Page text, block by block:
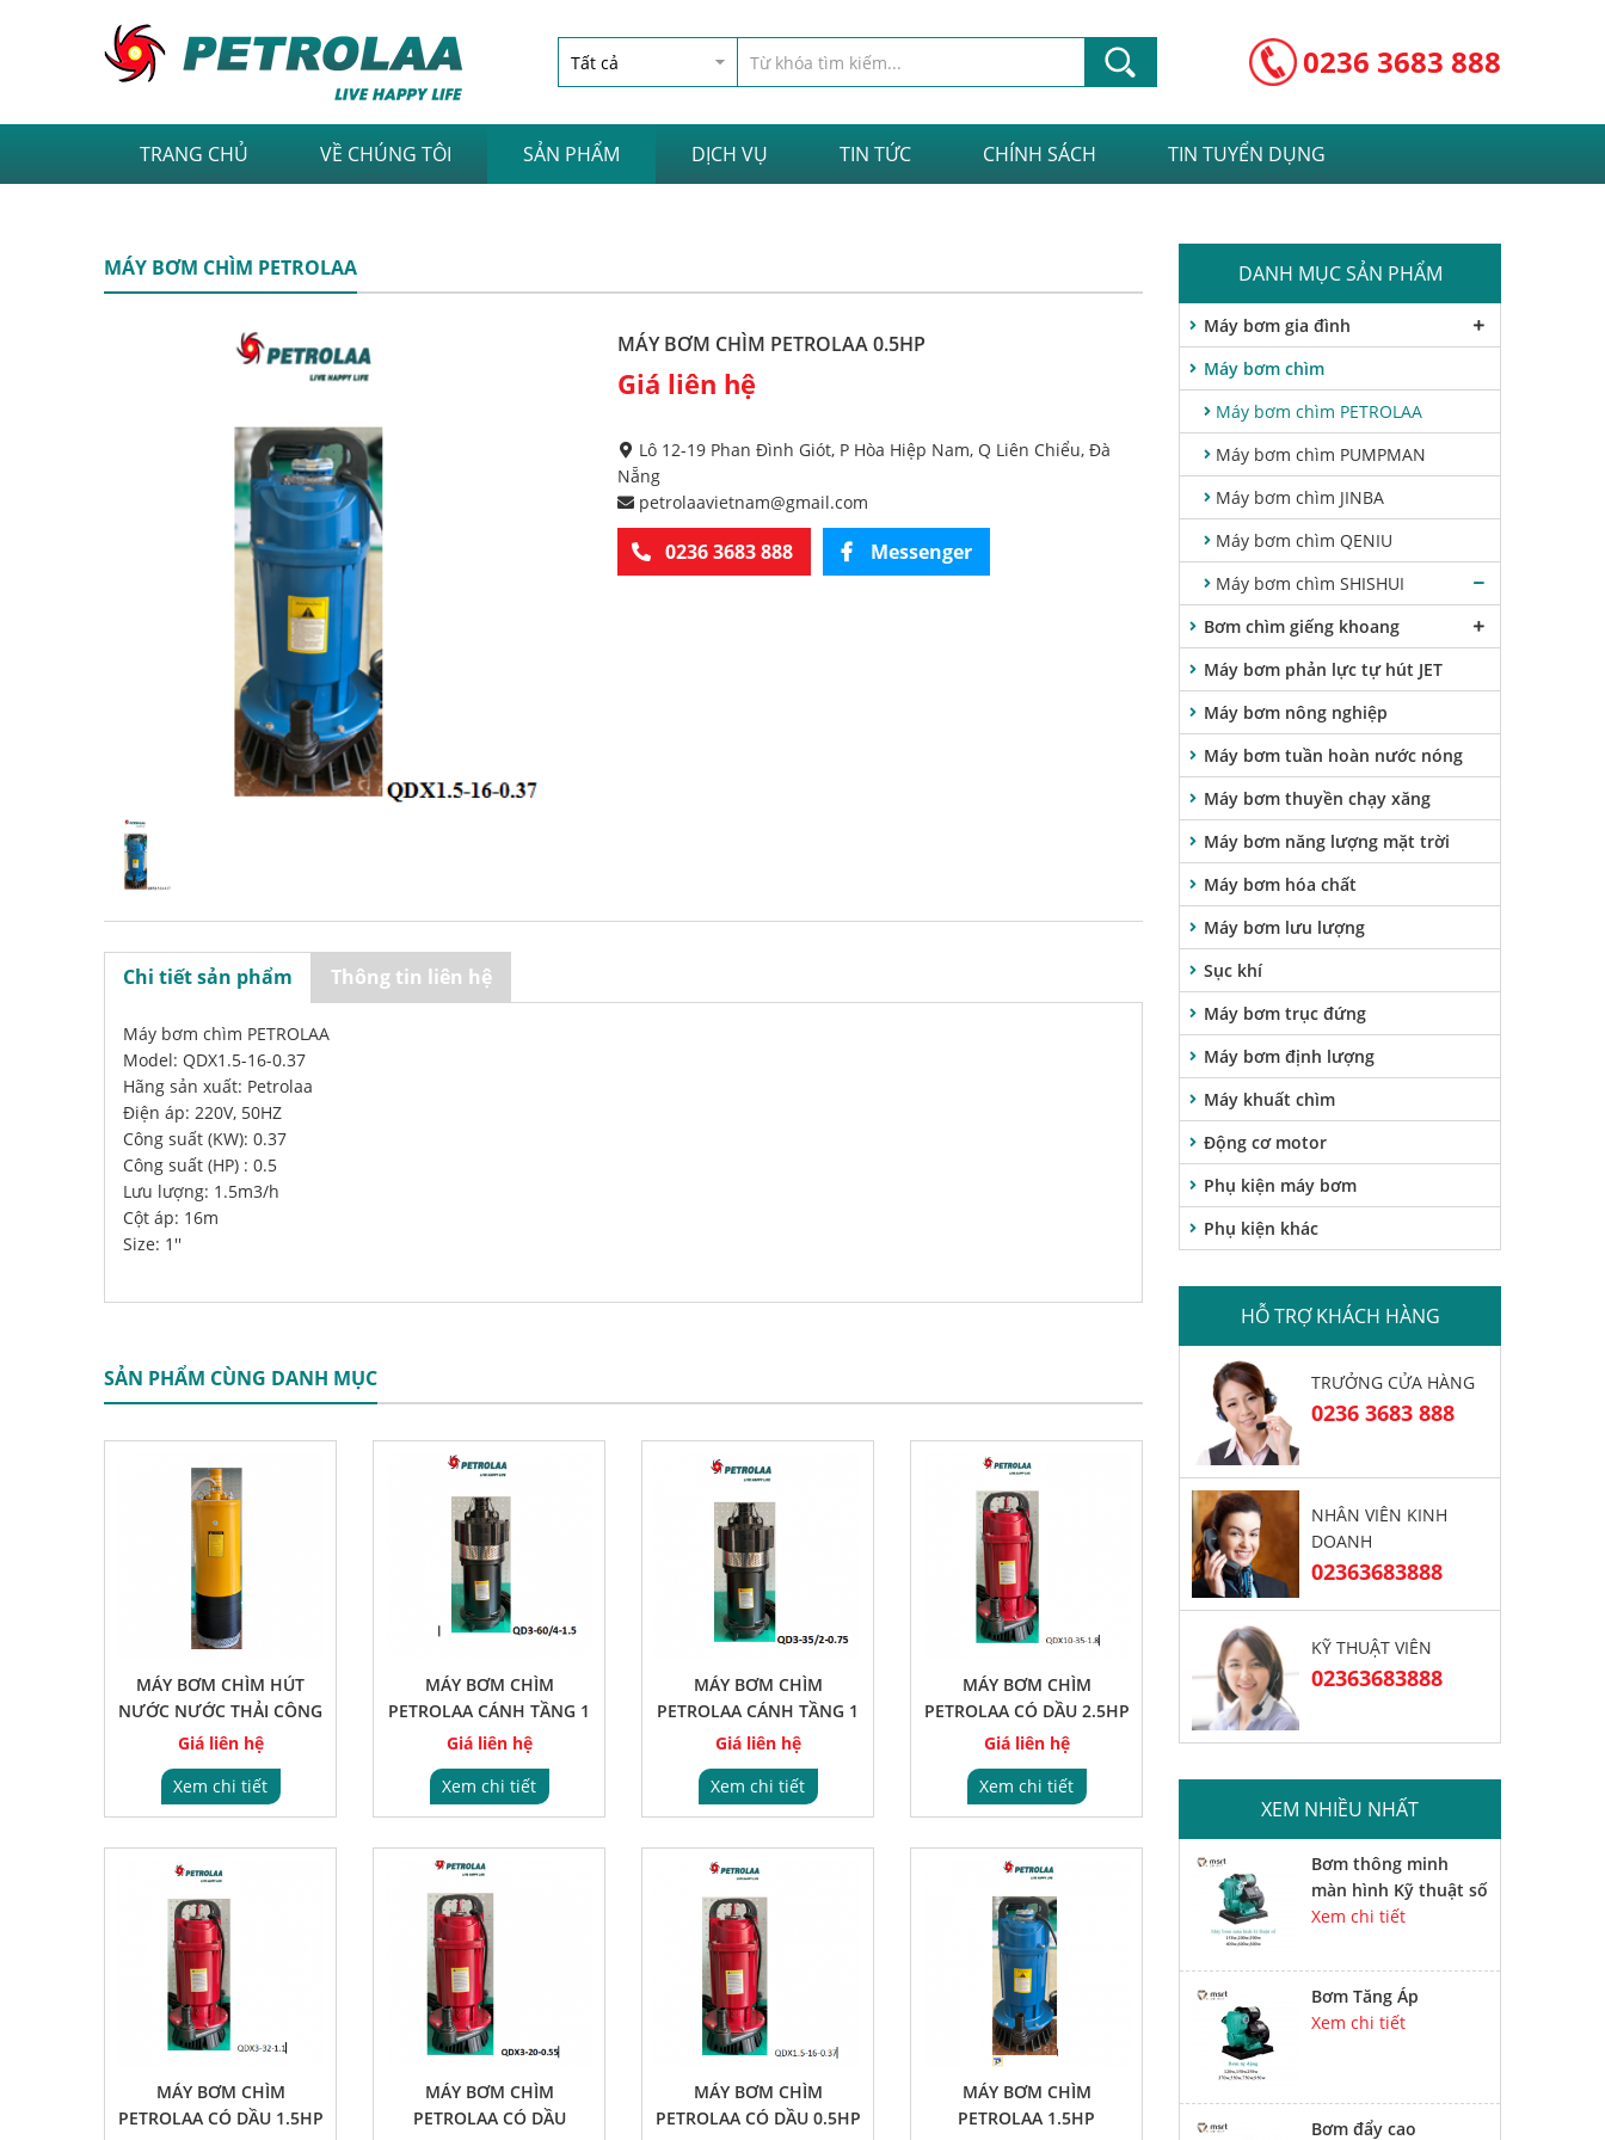
0236 3683 888
TRANG CHỦ VỀ CHÚNG TÔI SẢN PHẨM DỊCH VỤ TIN TỨC CHÍNH SÁCH TIN TUYỂN DỤNG
MÁY BƠM CHÌM PETROLAA
MÁY BƠM CHÌM PETROLAA 0.5HP
Giá liên hệ
Lô 12-19 Phan Đình Giót, P Hòa Hiệp Nam, Q Liên Chiểu, Đà
Nẵng
petrolaavietnam@gmail.com
0236 3683 888 Messenger
Chi tiết sản phẩm Thông tin liên hệ
Máy bơm chìm PETROLAA
Model: QDX1.5-16-0.37
Hãng sản xuất: Petrolaa
Điện áp: 220V, 50HZ
Công suất (KW): 0.37
Công suất (HP) : 0.5
Lưu lượng: 1.5m3/h
Cột áp: 16m
Size: 1''
SẢN PHẨM CÙNG DANH MỤC
MÁY BƠM CHÌM HÚT
NƯỚC NƯỚC THẢI CÔNG
SUẤT 3KW
Giá liên hệ
Xem chi tiết
MÁY BƠM CHÌM
PETROLAA CÁNH TẦNG 1
PHA 2HP
Giá liên hệ
Xem chi tiết
MÁY BƠM CHÌM
PETROLAA CÁNH TẦNG 1
PHA 1.5HP
Giá liên hệ
Xem chi tiết
MÁY BƠM CHÌM
PETROLAA CÓ DẦU 2.5HP
Giá liên hệ
Xem chi tiết
MÁY BƠM CHÌM
PETROLAA CÓ DẦU 1.5HP
MÁY BƠM CHÌM
PETROLAA CÓ DẦU
MÁY BƠM CHÌM
PETROLAA CÓ DẦU 0.5HP
MÁY BƠM CHÌM
PETROLAA 1.5HP
DANH MỤC SẢN PHẨM
Máy bơm gia đình
Máy bơm chìm
Máy bơm chìm PETROLAA
Máy bơm chìm PUMPMAN
Máy bơm chìm JINBA
Máy bơm chìm QENIU
Máy bơm chìm SHISHUI
Bơm chìm giếng khoang
Máy bơm phản lực tự hút JET
Máy bơm nông nghiệp
Máy bơm tuần hoàn nước nóng
Máy bơm thuyền chạy xăng
Máy bơm năng lượng mặt trời
Máy bơm hóa chất
Máy bơm lưu lượng
Sục khí
Máy bơm trục đứng
Máy bơm định lượng
Máy khuất chìm
Động cơ motor
Phụ kiện máy bơm
Phụ kiện khác
HỖ TRỢ KHÁCH HÀNG
TRƯỞNG CỬA HÀNG
0236 3683 888
NHÂN VIÊN KINH
DOANH
02363683888
KỸ THUẬT VIÊN
02363683888
XEM NHIỀU NHẤT
Bơm thông minh
màn hình Kỹ thuật số
Xem chi tiết
Bơm Tăng Áp
Xem chi tiết
Bơm đẩy cao